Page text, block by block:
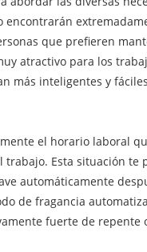
que prefieren
atractivo para los
más inteligentes y
el horario laboral
Esta situación
automáticamente
de fragancia
fuerte de repente